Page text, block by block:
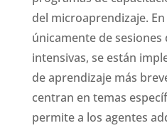
del microaprendizaje.
únicamente de
intensivas, se están
de aprendizaje más
centran en temas
permite a los agentes